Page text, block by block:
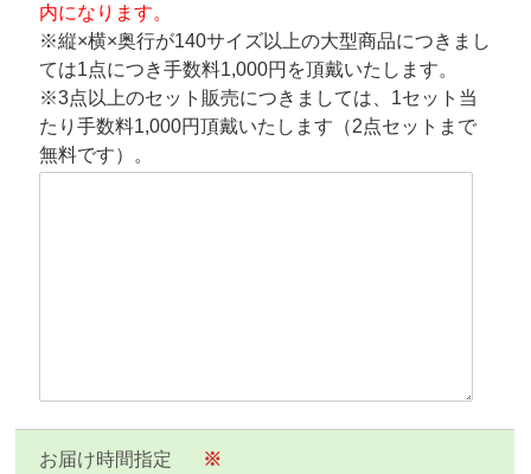
内になります。
※縦×横×奥行が140サイズ以上の大型商品につきまし
ては1点につき手数料1,000円を頂戴いたします。
※3点以上のセット販売につきましては、1セット当
たり手数料1,000円頂戴いたします（2点セットまで
無料です）。
お届け時間指定 ※